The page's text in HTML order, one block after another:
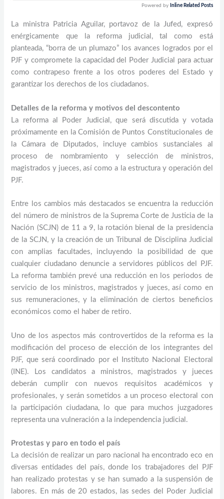
Powered by Inline Related Posts
La ministra Patricia Aguilar, portavoz de la Jufed, expresó
enérgicamente que la reforma judicial, tal como está
planteada, “borra de un plumazo” los avances logrados por el
PJF y compromete la capacidad del Poder Judicial para actuar
como contrapeso frente a los otros poderes del Estado y
garantizar los derechos de los ciudadanos.
Detalles de la reforma y motivos del descontento
La reforma al Poder Judicial, que será discutida y votada
próximamente en la Comisión de Puntos Constitucionales de
la Cámara de Diputados, incluye cambios sustanciales al
proceso de nombramiento y selección de ministros,
magistrados y jueces, así como a la estructura y operación del
PJF.
Entre los cambios más destacados se encuentra la reducción
del número de ministros de la Suprema Corte de Justicia de la
Nación (SCJN) de 11 a 9, la rotación bienal de la presidencia
de la SCJN, y la creación de un Tribunal de Disciplina Judicial
con amplias facultades, incluyendo la posibilidad de que
cualquier ciudadano denuncie a servidores públicos del PJF.
La reforma también prevé una reducción en los periodos de
servicio de los ministros, magistrados y jueces, así como en
sus remuneraciones, y la eliminación de ciertos beneficios
económicos como el haber de retiro.
Uno de los aspectos más controvertidos de la reforma es la
modificación del proceso de elección de los integrantes del
PJF, que será coordinado por el Instituto Nacional Electoral
(INE). Los candidatos a ministros, magistrados y jueces
deberán cumplir con nuevos requisitos académicos y
profesionales, y serán sometidos a un proceso electoral con
la participación ciudadana, lo que para muchos juzgadores
representa una vulneración a la independencia judicial.
Protestas y paro en todo el país
La decisión de realizar un paro nacional ha encontrado eco en
diversas entidades del país, donde los trabajadores del PJF
han realizado protestas y se han sumado a la suspensión de
labores. En más de 20 estados, las sedes del Poder Judicial